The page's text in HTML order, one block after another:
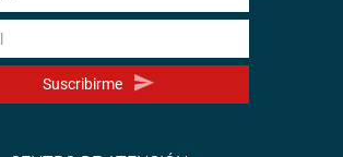
Suscribirme